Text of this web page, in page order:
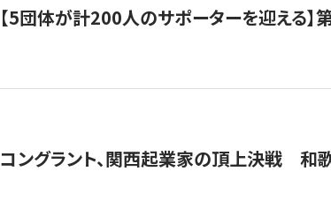
【5団体が計200人のサポーターを迎える
コングラント、関西起業家の頂上決戦 和